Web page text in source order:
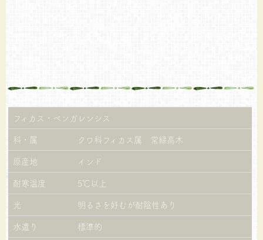
フィカス・ベンガレンシス
科・属
クワ科フィカス属 常緑高木
原産地
インド
耐寒温度
5℃以上
光
明るさを好むが耐陰性あり
水遣り
標準的